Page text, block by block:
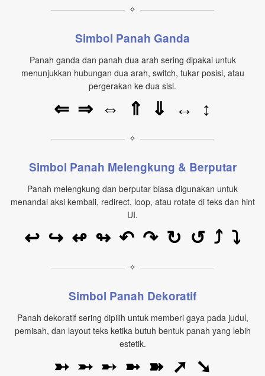
✧
Simbol Panah Ganda
Panah ganda dan panah dua arah sering dipakai untuk
menunjukkan hubungan dua arah, switch, tukar posisi, atau
pergerakan ke dua sisi.
⇐ ⇒ ⇔ ⇑ ⇓ ↔ ↕
✧
Simbol Panah Melengkung & Berputar
Panah melengkung dan berputar biasa digunakan untuk
menandai aksi kembali, redirect, loop, atau rotate di teks dan hint
UI.
↩ ↪ ↫ ↬ ↶ ↷ ↻ ↺ ⤴ ⤵
✧
Simbol Panah Dekoratif
Panah dekoratif sering dipilih untuk memberi gaya pada judul,
pemisah, dan layout teks ketika butuh bentuk panah yang lebih
estetik.
➳ ➵ ➸ ➼ ➽ ➚ ➘